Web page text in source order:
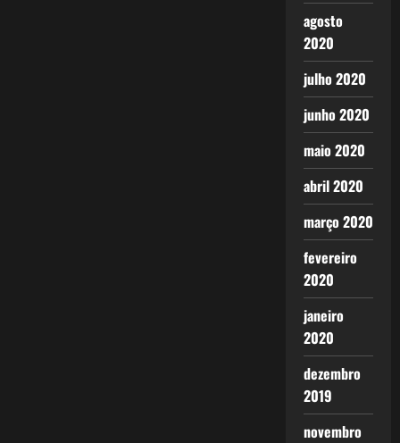
agosto
2020
julho 2020
junho 2020
maio 2020
abril 2020
março 2020
fevereiro
2020
janeiro
2020
dezembro
2019
novembro